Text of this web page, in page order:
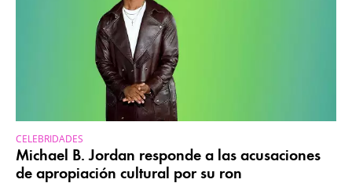
CELEBRIDADES
Michael B. Jordan responde a las acusaciones
de apropiación cultural por su ron